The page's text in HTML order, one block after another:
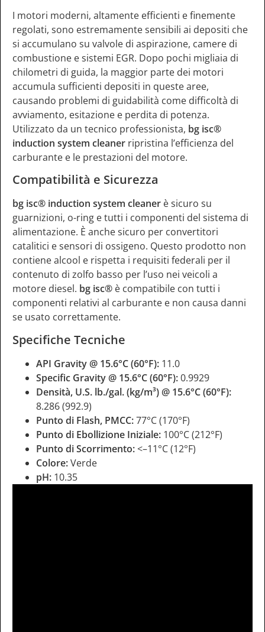
I motori moderni, altamente efficienti e finemente
regolati, sono estremamente sensibili ai depositi che
si accumulano su valvole di aspirazione, camere di
combustione e sistemi EGR. Dopo pochi migliaia di
chilometri di guida, la maggior parte dei motori
accumula sufficienti depositi in queste aree,
causando problemi di guidabilità come difficoltà di
avviamento, esitazione e perdita di potenza.
Utilizzato da un tecnico professionista, bg isc®
induction system cleaner ripristina l’efficienza del
carburante e le prestazioni del motore.
Compatibilità e Sicurezza
bg isc® induction system cleaner è sicuro su
guarnizioni, o-ring e tutti i componenti del sistema di
alimentazione. È anche sicuro per convertitori
catalitici e sensori di ossigeno. Questo prodotto non
contiene alcool e rispetta i requisiti federali per il
contenuto di zolfo basso per l’uso nei veicoli a
motore diesel. bg isc® è compatibile con tutti i
componenti relativi al carburante e non causa danni
se usato correttamente.
Specifiche Tecniche
API Gravity @ 15.6°C (60°F): 11.0
Specific Gravity @ 15.6°C (60°F):0.9929
Densità, U.S. lb./gal. (kg/m³) @ 15.6°C (60°F):
8.286 (992.9)
Punto di Flash, PMCC:77°C (170°F)
Punto di Ebollizione Iniziale: 100°C (212°F)
Punto di Scorrimento: <–11°C (12°F)
Colore:Verde
pH: 10.35